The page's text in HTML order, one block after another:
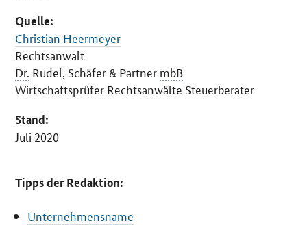
Quelle:
Christian Heermeyer
Rechtsanwalt
Dr. Rudel, Schäfer & Partner mbB
Wirtschaftsprüfer Rechtsanwälte Steuerberater
Stand:
Juli 2020
Tipps der Redaktion:
Unternehmensname